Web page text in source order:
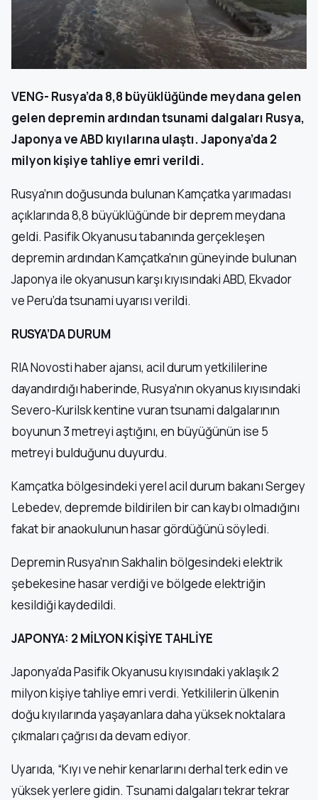
VENG- Rusya’da 8,8 büyüklüğünde meydana gelen
gelen depremin ardından tsunami dalgaları Rusya,
Japonya ve ABD kıyılarına ulaştı. Japonya’da 2
milyon kişiye tahliye emri verildi.
Rusya’nın doğusunda bulunan Kamçatka yarımadası
açıklarında 8,8 büyüklüğünde bir deprem meydana
geldi. Pasifik Okyanusu tabanında gerçekleşen
depremin ardından Kamçatka’nın güneyinde bulunan
Japonya ile okyanusun karşı kıyısındaki ABD, Ekvador
ve Peru’da tsunami uyarısı verildi.
RUSYA’DA DURUM
RIA Novosti haber ajansı, acil durum yetkililerine
dayandırdığı haberinde, Rusya’nın okyanus kıyısındaki
Severo-Kurilsk kentine vuran tsunami dalgalarının
boyunun 3 metreyi aştığını, en büyüğünün ise 5
metreyi bulduğunu duyurdu.
Kamçatka bölgesindeki yerel acil durum bakanı Sergey
Lebedev, depremde bildirilen bir can kaybı olmadığını
fakat bir anaokulunun hasar gördüğünü söyledi.
Depremin Rusya’nın Sakhalin bölgesindeki elektrik
şebekesine hasar verdiği ve bölgede elektriğin
kesildiği kaydedildi.
JAPONYA: 2 MİLYON KİŞİYE TAHLİYE
Japonya’da Pasifik Okyanusu kıyısındaki yaklaşık 2
milyon kişiye tahliye emri verdi. Yetkililerin ülkenin
doğu kıyılarında yaşayanlara daha yüksek noktalara
çıkmaları çağrısı da devam ediyor.
Uyarıda, “Kıyı ve nehir kenarlarını derhal terk edin ve
yüksek yerlere gidin. Tsunami dalgaları tekrar tekrar